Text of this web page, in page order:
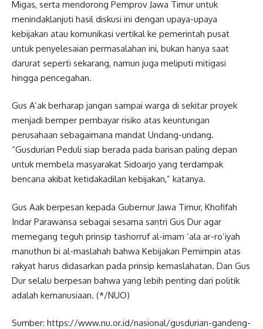
Migas, serta mendorong Pemprov Jawa Timur untuk
menindaklanjuti hasil diskusi ini dengan upaya-upaya
kebijakan atau komunikasi vertikal ke pemerintah pusat
untuk penyelesaian permasalahan ini, bukan hanya saat
darurat seperti sekarang, namun juga meliputi mitigasi
hingga pencegahan.
Gus A’ak berharap jangan sampai warga di sekitar proyek
menjadi bemper pembayar risiko atas keuntungan
perusahaan sebagaimana mandat Undang-undang.
“Gusdurian Peduli siap berada pada barisan paling depan
untuk membela masyarakat Sidoarjo yang terdampak
bencana akibat ketidakadilan kebijakan,” katanya.
Gus Aak berpesan kepada Gubernur Jawa Timur, Khofifah
Indar Parawansa sebagai sesama santri Gus Dur agar
memegang teguh prinsip tashorruf al-imam ‘ala ar-ro’iyah
manuthun bi al-maslahah bahwa Kebijakan Pemimpin atas
rakyat harus didasarkan pada prinsip kemaslahatan. Dan Gus
Dur selalu berpesan bahwa yang lebih penting dari politik
adalah kemanusiaan. (*/NUO)
Sumber: https://www.nu.or.id/nasional/gusdurian-gandeng-